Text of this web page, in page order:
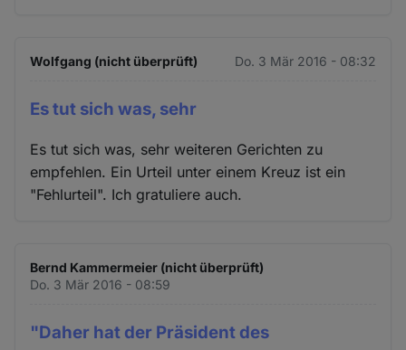
Wolfgang (nicht überprüft) Do. 3 Mär 2016 - 08:32
Es tut sich was, sehr
Es tut sich was, sehr weiteren Gerichten zu
empfehlen. Ein Urteil unter einem Kreuz ist ein
"Fehlurteil". Ich gratuliere auch.
Bernd Kammermeier (nicht überprüft)
Do. 3 Mär 2016 - 08:59
"Daher hat der Präsident des